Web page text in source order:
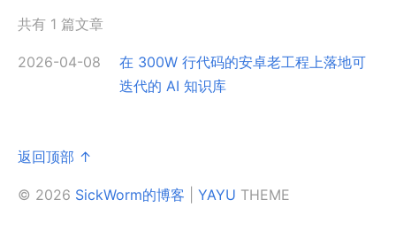
共有 1 篇文章
2026-04-08
在 300W 行代码的安卓老工程上落地可
迭代的 AI 知识库
返回顶部 ↑
© 2026 SickWorm的博客 YAYU THEME